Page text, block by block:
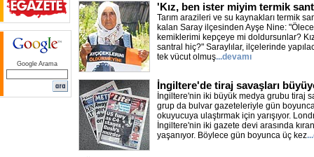
Google Arama
'Kız, ben ister miyim termik
Tarım arazileri ve su kaynakları termik
kalan Saray ilçesinden Ayşe Nine:
kemiklerimi kepçeye mi doldursunlar?
santral hiç?" Saraylılar, ilçelerinde
tek vücut olmuş...devamı
İngiltere'de tiraj savaşları
İngiltere'nin iki büyük medya grubu tiraj
grup da bulvar gazeteleriyle gün
okuyucuya ulaştırmak için yarışıyor.
İngiltere'nin iki gazete devi arasında
yaşanıyor. Böylece gün boyunca üç kez